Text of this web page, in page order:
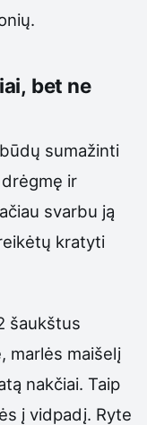
bet ne
sumažinti
ir
svarbu ją
kratyti
šaukštus
marlės maišelį
nakčiai. Taip
į vidpadį. Ryte